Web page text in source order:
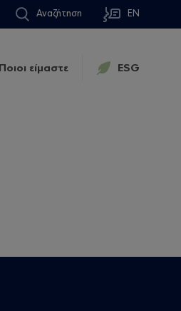
Αναζήτηση EN
Ποιοι είμαστε ESG